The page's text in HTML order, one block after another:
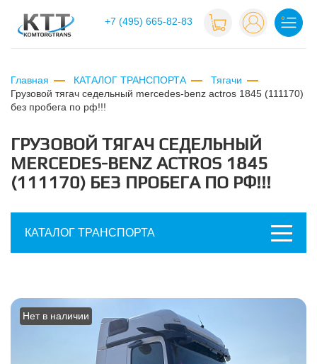
+7 (495) 665-82-83
Главная КАТАЛОГ ТРАНСПОРТА
Тягачи
грузовой тягач седельный mercedes-benz actros 1845 (111170)
без пробега по рф!!!
ГРУЗОВОЙ ТЯГАЧ СЕДЕЛЬНЫЙ
MERCEDES-BENZ ACTROS 1845
(111170) БЕЗ ПРОБЕГА ПО РФ!!!
КАТАЛОГ ТРАНСПОРТА
Нет в наличии